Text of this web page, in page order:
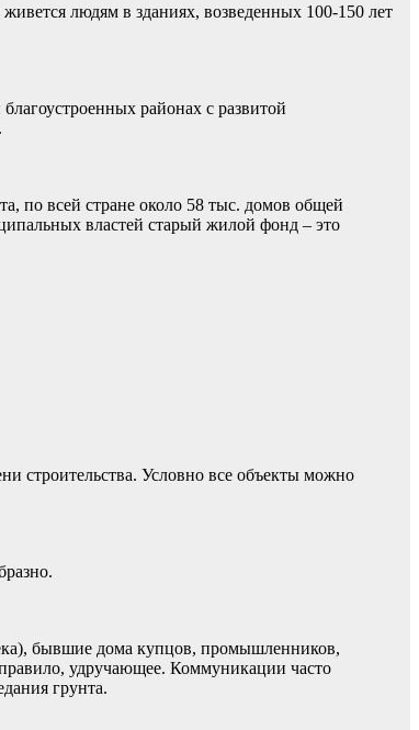
людям в зданиях, возведенных 100-150 лет
районах с развитой
по всей стране около 58 тыс. домов общей
властей старый жилой фонд – это
строительства. Условно все объекты можно
бывшие дома купцов, промышленников,
удручающее. Коммуникации часто
грунта.